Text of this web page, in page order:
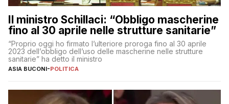
Il ministro Schillaci: “Obbligo mascherine
fino al 30 aprile nelle strutture sanitarie”
“Proprio oggi ho firmato l’ulteriore proroga fino al 30 aprile
2023 dell’obbligo dell’uso delle mascherine nelle strutture
sanitarie” ha detto il ministro
ASIA BUCONI-POLITICA